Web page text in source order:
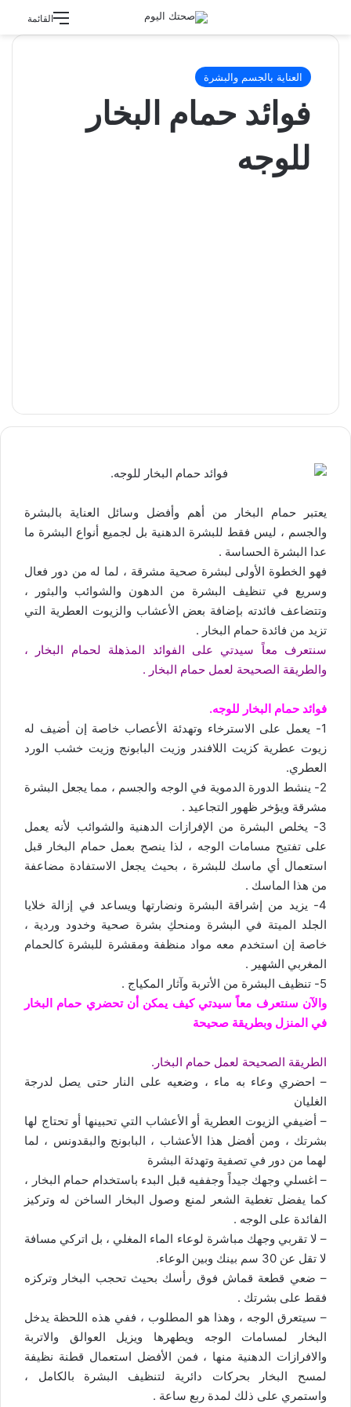
القائمة
العناية بالجسم والبشرة
فوائد حمام البخار
للوجه
يعتبر حمام البخار من أهم وأفضل وسائل العناية بالبشرة
والجسم ، ليس فقط للبشرة الدهنية بل لجميع أنواع البشرة ما
عدا البشرة الحساسة .
فهو الخطوة الأولى لبشرة صحية مشرقة ، لما له من دور فعال
وسريع في تنظيف البشرة من الدهون والشوائب والبثور ،
وتتضاعف فائدته بإضافة بعض الأعشاب والزيوت العطرية التي
تزيد من فائدة حمام البخار .
سنتعرف معاً سيدتي على الفوائد المذهلة لحمام البخار ،
والطريقة الصحيحة لعمل حمام البخار .
فوائد حمام البخار للوجه.
1- يعمل على الاسترخاء وتهدئة الأعصاب خاصة إن أضيف له
زيوت عطرية كزيت اللافندر وزيت البابونج وزيت خشب الورد
العطري.
2- ينشط الدورة الدموية في الوجه والجسم ، مما يجعل البشرة
مشرقة ويؤخر ظهور التجاعيد .
3- يخلص البشرة من الإفرازات الدهنية والشوائب لأنه يعمل
على تفتيح مسامات الوجه ، لذا ينصح بعمل حمام البخار قبل
استعمال أي ماسك للبشرة ، بحيث يجعل الاستفادة مضاعفة
من هذا الماسك .
4- يزيد من إشراقة البشرة ونضارتها ويساعد في إزالة خلايا
الجلد الميتة في البشرة ومنحكِ بشرة صحية وخدود وردية ،
خاصة إن استخدم معه مواد منظفة ومقشرة للبشرة كالحمام
المغربي الشهير .
5- تنظيف البشرة من الأتربة وآثار المكياج .
والآن سنتعرف معاً سيدتي كيف يمكن أن تحضري حمام البخار
في المنزل وبطريقة صحيحة
الطريقة الصحيحة لعمل حمام البخار.
– احضري وعاء به ماء ، وضعيه على النار حتى يصل لدرجة
الغليان
– أضيفي الزيوت العطرية أو الأعشاب التي تحبينها أو تحتاج لها
بشرتك ، ومن أفضل هذا الأعشاب ، البابونج والبقدونس ، لما
لهما من دور في تصفية وتهدئة البشرة
– اغسلي وجهك جيداً وجففيه قبل البدء باستخدام حمام البخار ،
كما يفضل تغطية الشعر لمنع وصول البخار الساخن له وتركيز
الفائدة على الوجه .
– لا تقربي وجهك مباشرة لوعاء الماء المغلي ، بل اتركي مسافة
لا تقل عن 30 سم بينك وبين الوعاء.
– ضعي قطعة قماش فوق رأسك بحيث تحجب البخار وتركزه
فقط على بشرتك .
– سيتعرق الوجه ، وهذا هو المطلوب ، ففي هذه اللحظة يدخل
البخار لمسامات الوجه ويطهرها ويزيل العوالق والاتربة
والافرازات الدهنية منها ، فمن الأفضل استعمال قطنة نظيفة
لمسح البخار بحركات دائرية لتنظيف البشرة بالكامل ،
واستمري على ذلك لمدة ربع ساعة .